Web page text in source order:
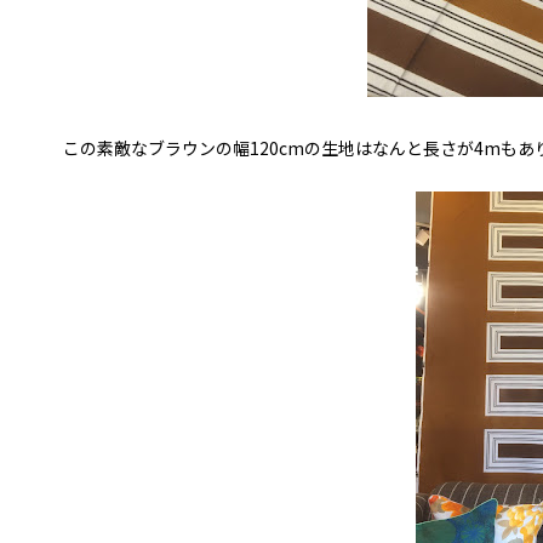
この素敵なブラウンの幅120cmの生地はなんと長さが4mもあ